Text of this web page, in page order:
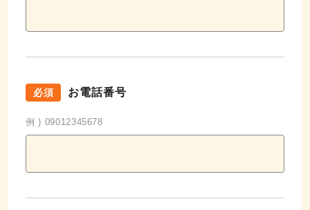
必須 お電話番号
例 ) 09012345678